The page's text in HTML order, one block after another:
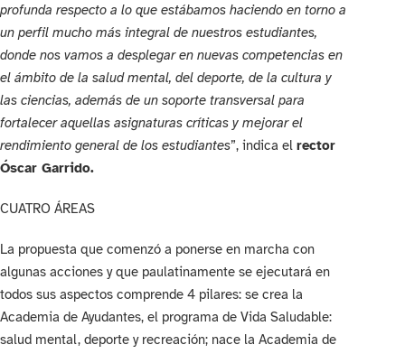
profunda respecto a lo que estábamos haciendo en torno a
un perfil mucho más integral de nuestros estudiantes,
donde nos vamos a desplegar en nuevas competencias en
el ámbito de la salud mental, del deporte, de la cultura y
las ciencias, además de un soporte transversal para
fortalecer aquellas asignaturas críticas y mejorar el
rendimiento general de los estudiantes”, indica el rector
Óscar Garrido.
CUATRO ÁREAS
La propuesta que comenzó a ponerse en marcha con
algunas acciones y que paulatinamente se ejecutará en
todos sus aspectos comprende 4 pilares: se crea la
Academia de Ayudantes, el programa de Vida Saludable:
salud mental, deporte y recreación; nace la Academia de